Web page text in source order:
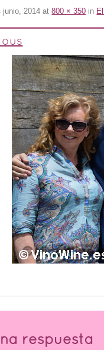
junio, 2014 at800 × 350 in
respuesta